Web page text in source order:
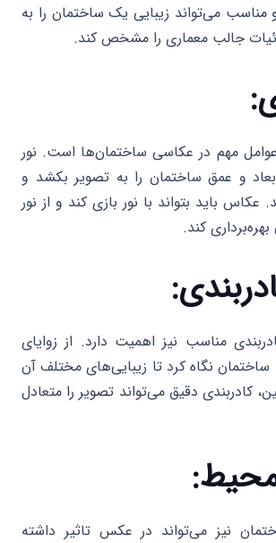
مناسب می‌تواند زیبایی یک ساختمان را به
جالب معماری را مشخص کند.
عوامل مهم در عکاسی ساختمان‌ها است. نور
و عمق ساختمان را به تصویر بکشد و
عکاس باید بتواند با نور بازی کند و از نور
کند.
مناسب نیز اهمیت دارد. از زوایای
نگاه کرد تا زیبایی‌های مختلف آن
کادربندی دقیق می‌تواند تصویر را متعادل
نیز می‌تواند در عکس تاثیر داشته